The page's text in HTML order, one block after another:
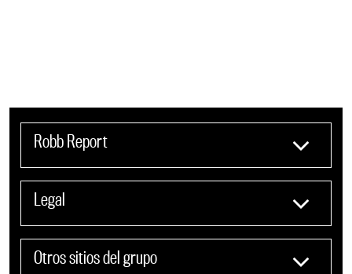
Robb Report
Legal
Otros sitios del grupo